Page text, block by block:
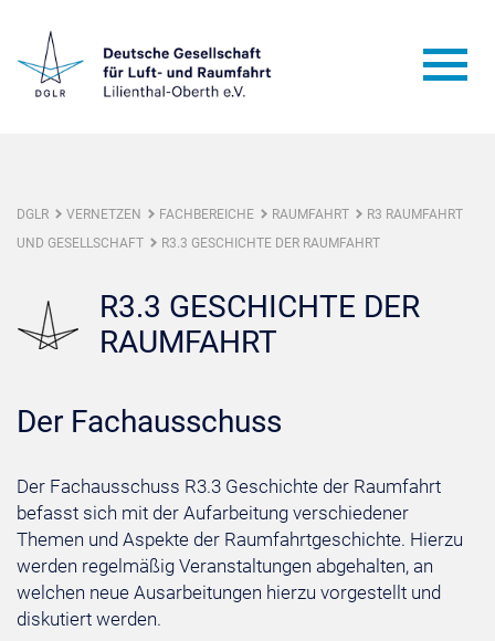
DGLR VERNETZEN FACHBEREICHE RAUMFAHRT
R3 RAUMFAHRT
UND GESELLSCHAFT
R3.3 GESCHICHTE DER RAUMFAHRT
R3.3 GESCHICHTE DER
RAUMFAHRT
Der Fachausschuss
Der Fachausschuss R3.3 Geschichte der Raumfahrt
befasst sich mit der Aufarbeitung verschiedener
Themen und Aspekte der Raumfahrtgeschichte. Hierzu
werden regelmäßig Veranstaltungen abgehalten, an
welchen neue Ausarbeitungen hierzu vorgestellt und
diskutiert werden.